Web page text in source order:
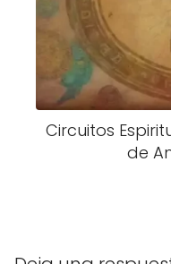
Circuitos
de